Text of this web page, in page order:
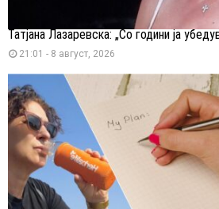
Татјана Лазаревска: „Со години ја
21:01 - 8 август, 2026